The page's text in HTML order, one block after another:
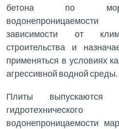
бетона по
зависимости от
строительства и
применяться в условиях
агрессивной водной среды.
Плиты выпускаются
водонепроницаемости